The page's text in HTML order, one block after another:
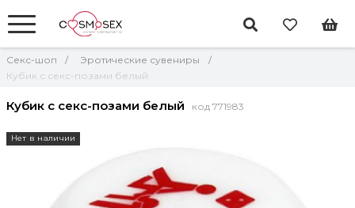
Секс-шоп
Эротические сувениры
Кубик с секс-позами белый
Кубик с секс-позами белый код 771983
Нет в наличии